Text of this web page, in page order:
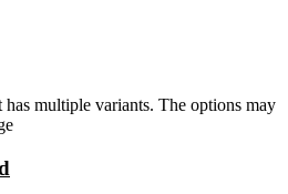
has multiple variants. The options may